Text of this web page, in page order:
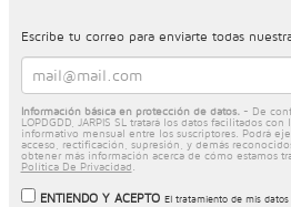
Escribe tu correo para enviarte todas
Información básica en protección de datos. - De
LOPDGDD, JARPIS SL tratará los datos facilitados
informativo mensual entre los suscriptores. Podrá
acceso, rectificación, supresión, y demás
obtener más información acerca de cómo estamos
Política De Privacidad
ENTIENDO Y ACEPTO El tratamiento de mis